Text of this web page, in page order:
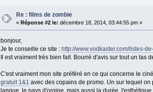
Re : films de zombie
«Réponse #2 le: décembre 18, 2014, 03:44:55 pm »
bonjour,
Je te conseille ce site : http://www.vodkaster.com/listes-
Il est vraiment très bien fait. Bourré d'avis sur tout un tas
C'est vraiment mon site préféré en ce qui concerne le
gratuit 1&1 avec des copains de promo. Un sur lequel
langue, le pays d'orgine, mais aussi la durée,